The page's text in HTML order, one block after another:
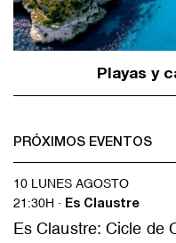
Playas y
PRÓXIMOS EVENTOS
10 LUNES AGOSTO
21:30H · Es Claustre
Es Claustre: Cicle de